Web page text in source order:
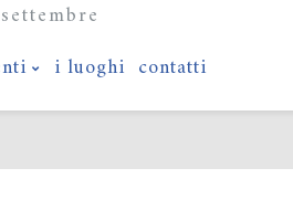
i luoghi contatti